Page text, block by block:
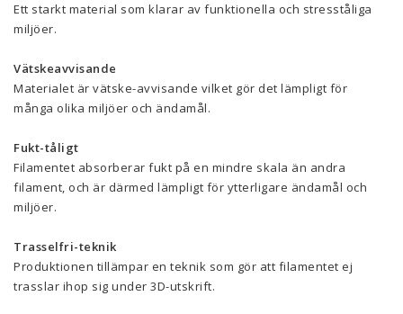
Ett starkt material som klarar av funktionella och stresståliga
miljöer.
Vätskeavvisande
Materialet är vätske-avvisande vilket gör det lämpligt för
många olika miljöer och ändamål.
Fukt-tåligt
Filamentet absorberar fukt på en mindre skala än andra
filament, och är därmed lämpligt för ytterligare ändamål och
miljöer.
Trasselfri-teknik
Produktionen tillämpar en teknik som gör att filamentet ej
trasslar ihop sig under 3D-utskrift.